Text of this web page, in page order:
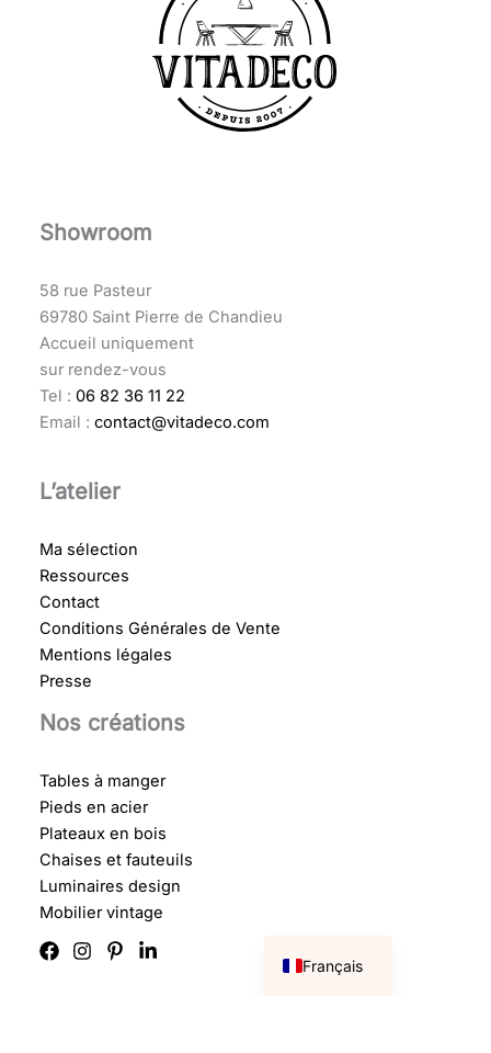
Showroom
58 rue Pasteur
69780 Saint Pierre de Chandieu
Accueil uniquement
sur rendez-vous
Tel : 06 82 36 11 22
Email : contact@vitadeco.com
L’atelier
Ma sélection
Ressources
Contact
Conditions Générales de Vente
Mentions légales
Presse
Nos créations
Tables à manger
Pieds en acier
Plateaux en bois
Chaises et fauteuils
Luminaires design
Mobilier vintage
Français